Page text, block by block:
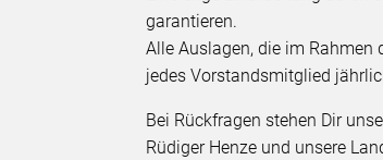
garantieren.
Alle Auslagen, die im
jedes Vorstandsmitglied
Bei Rückfragen stehen Dir
Rüdiger Henze und unsere